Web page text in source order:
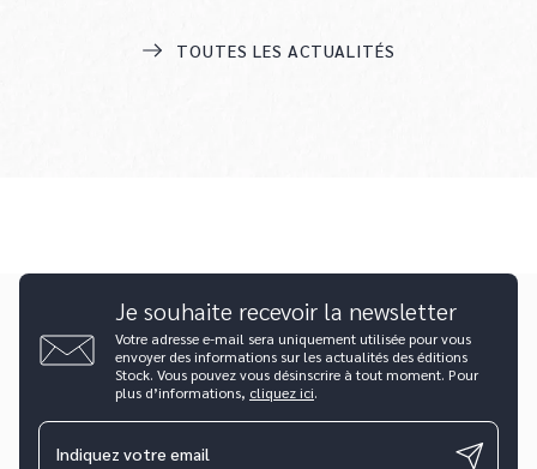
TOUTES LES ACTUALITÉS
Je souhaite recevoir la newsletter
Votre adresse e-mail sera uniquement utilisée pour vous
envoyer des informations sur les actualités des éditions
Stock. Vous pouvez vous désinscrire à tout moment. Pour
plus d’informations, cliquez ici.
Indiquez votre email